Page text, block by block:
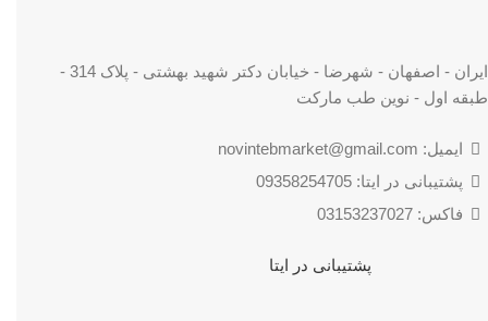
ایران - اصفهان - شهرضا - خیابان دکتر شهید بهشتی - پلاک 314 -
طبقه اول - نوین طب مارکت
ایمیل: novintebmarket@gmail.com
پشتیبانی در ایتا: 09358254705
فاکس: 03153237027
پشتیبانی در ایتا